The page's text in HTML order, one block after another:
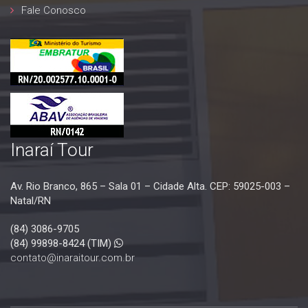
09 A 13/04/2027
Fale Conosco
Inaraí Tour
Av. Rio Branco, 865 – Sala 01 – Cidade Alta. CEP: 59025-003 –
Natal/RN
(84) 3086-9705
(84) 99898-8424 (TIM)
contato@inaraitour.com.br